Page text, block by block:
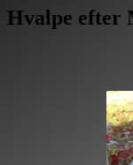
Hvalpe efter